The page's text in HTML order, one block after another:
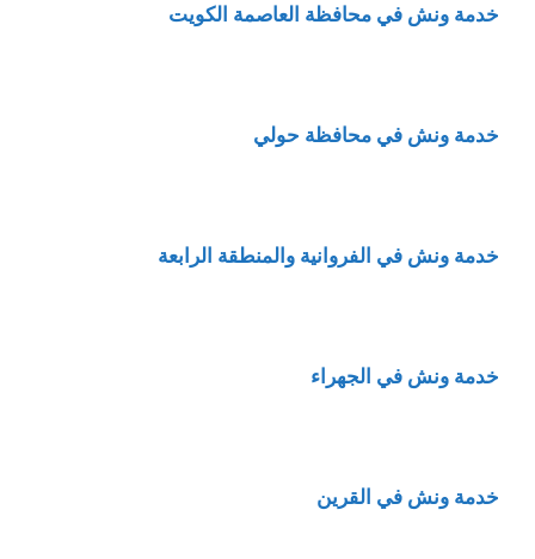
خدمة ونش في محافظة العاصمة الكويت
خدمة ونش في محافظة حولي
خدمة ونش في الفروانية والمنطقة الرابعة
خدمة ونش في الجهراء
خدمة ونش في القرين